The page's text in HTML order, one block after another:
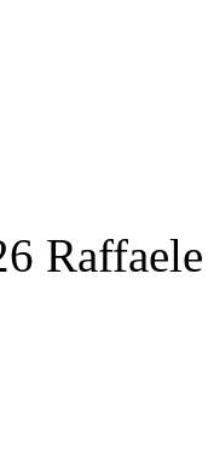
Raffaele